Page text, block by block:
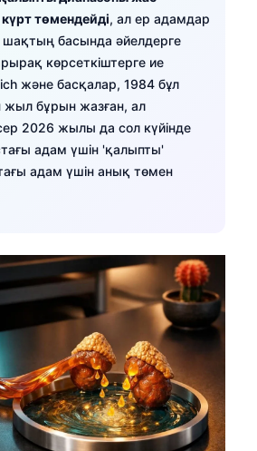
төмендейді, ал ер адамдар
басында әйелдерге
көрсеткіштерге ие
және басқалар, 1984 бұл
жыл бұрын жазған, ал
2026 жылы да сол күйінде
адам үшін 'қалыпты'
адам үшін анық төмен